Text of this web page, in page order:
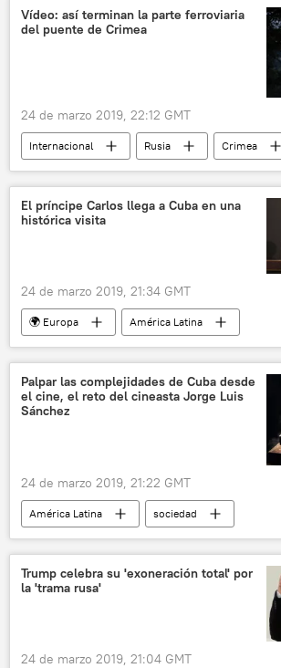
Unión Europea (UE)
noticias
Vídeo: así terminan la parte ferroviaria
del puente de Crimea
24 de marzo 2019, 22:12 GMT
Internacional Rusia
Crimea
transporte ferroviario
construcción
puente
noticias
El príncipe Carlos llega a Cuba en una
histórica visita
24 de marzo 2019, 21:34 GMT
🌍 Europa
América Latina
Internacional
Cuba
Reino Unido
Miguel Díaz-Canel Bermúdez
Carlos III del Reino Unido
visita
Palpar las complejidades de Cuba desde
el cine, el reto del cineasta Jorge Luis
Sánchez
24 de marzo 2019, 21:22 GMT
América Latina
sociedad
🎭 Arte y cultura
Internacional
Trump celebra su 'exoneración total' por
la 'trama rusa'
24 de marzo 2019, 21:04 GMT